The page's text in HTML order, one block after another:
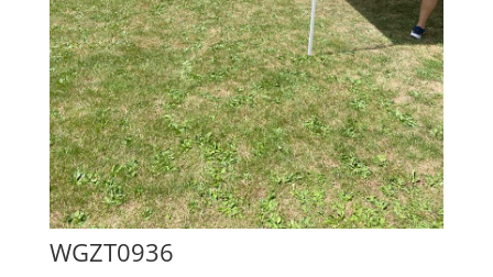
WGZT0936